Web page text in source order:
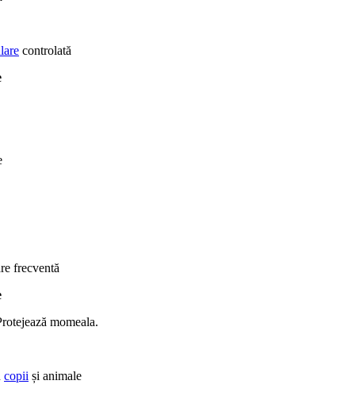
controlată
frecventă
momeala.
copii și animale